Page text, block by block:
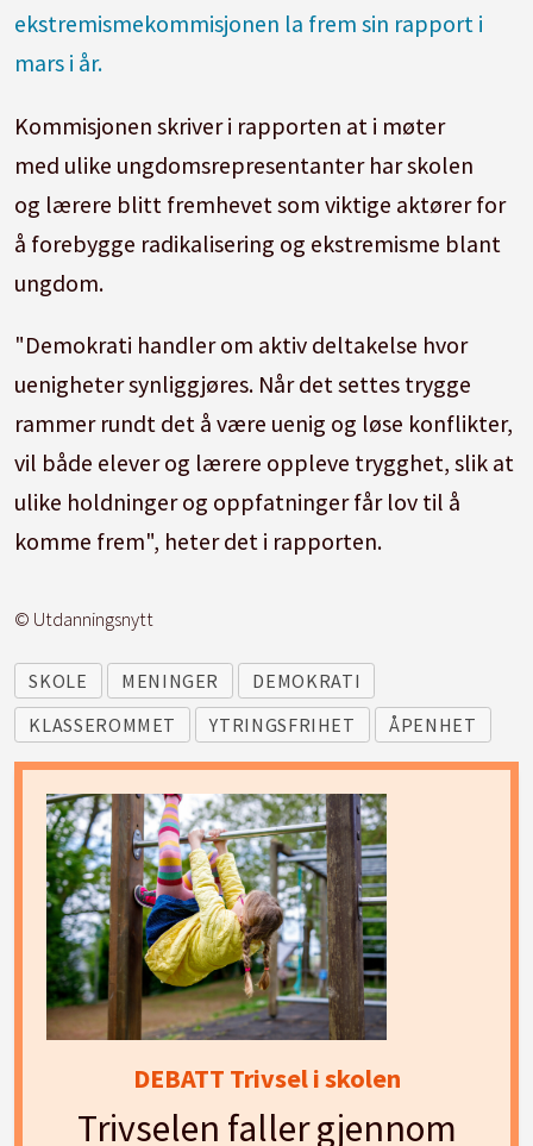
ekstremismekommisjonen la frem sin rapport i
mars i år.
Kommisjonen skriver i rapporten at i møter
med ulike ungdomsrepresentanter har skolen
og lærere blitt fremhevet som viktige aktører for
å forebygge radikalisering og ekstremisme blant
ungdom.
"Demokrati handler om aktiv deltakelse hvor
uenigheter synliggjøres. Når det settes trygge
rammer rundt det å være uenig og løse konflikter,
vil både elever og lærere oppleve trygghet, slik at
ulike holdninger og oppfatninger får lov til å
komme frem", heter det i rapporten.
© Utdanningsnytt
SKOLE MENINGER
DEMOKRATI
KLASSEROMMET
YTRINGSFRIHET ÅPENHET
DEBATT Trivsel i skolen
Trivselen faller gjennom